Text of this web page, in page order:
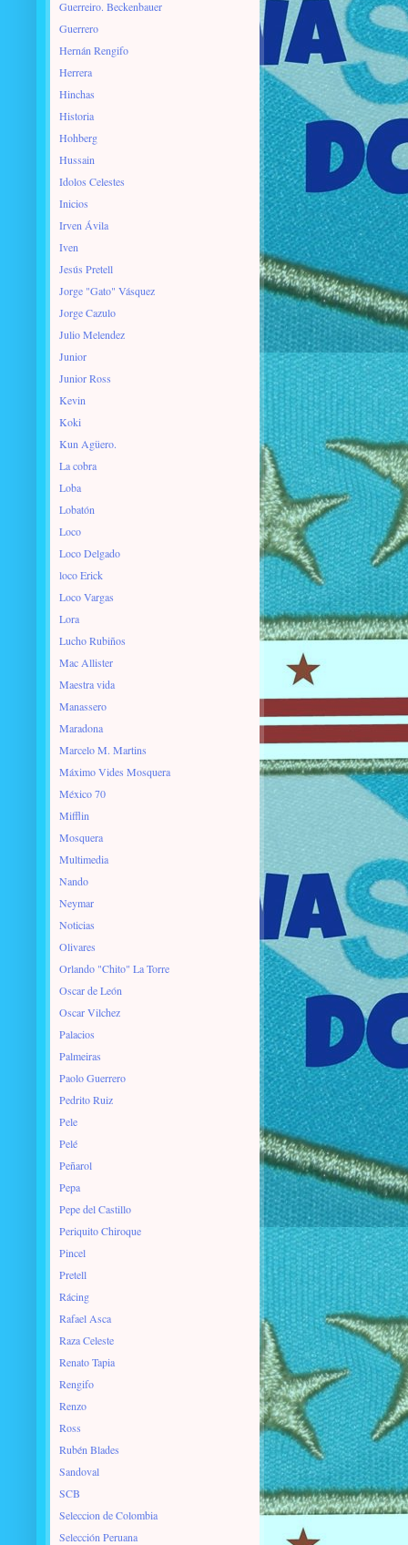
Guerreiro. Beckenbauer
Guerrero
Hernán Rengifo
Herrera
Hinchas
Historia
Hohberg
Hussain
Idolos Celestes
Inicios
Irven Ávila
Iven
Jesús Pretell
Jorge "Gato" Vásquez
Jorge Cazulo
Julio Melendez
Junior
Junior Ross
Kevin
Koki
Kun Agüero.
La cobra
Loba
Lobatón
Loco
Loco Delgado
loco Erick
Loco Vargas
Lora
Lucho Rubiños
Mac Allister
Maestra vida
Manassero
Maradona
Marcelo M. Martins
Máximo Vides Mosquera
México 70
Mifflin
Mosquera
Multimedia
Nando
Neymar
Noticias
Olivares
Orlando "Chito" La Torre
Oscar de León
Oscar Vilchez
Palacios
Palmeiras
Paolo Guerrero
Pedrito Ruiz
Pele
Pelé
Peñarol
Pepa
Pepe del Castillo
Periquito Chiroque
Pincel
Pretell
Rácing
Rafael Asca
Raza Celeste
Renato Tapia
Rengifo
Renzo
Ross
Rubén Blades
Sandoval
SCB
Seleccion de Colombia
Selección Peruana